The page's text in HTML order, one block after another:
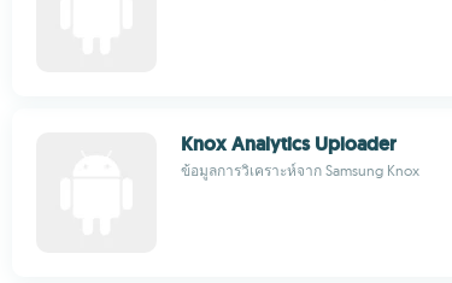
Knox Analytics Uploader
ข้อมูลการวิเคราะห์จาก Samsung Knox